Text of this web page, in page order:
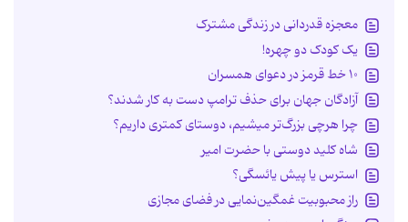
معجزه قدردانی در زندگی مشترک
یک کودک دو چهره!
۱۰ خط قرمز در دعوای همسران
آزادگان جهان برای حذف ترامپ دست به کار شدند؟
چرا هرچی بزرگ‌تر میشیم، دوستای کمتری داریم؟
شاه کلید دوستی با حضرت امیر
استرس یا پیش یائسگی؟
راز محبوبیت غمگین‌نمایی در فضای مجازی